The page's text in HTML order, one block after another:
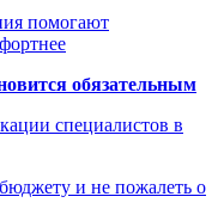
помогают
обязательным
специалистов в
и не пожалеть о